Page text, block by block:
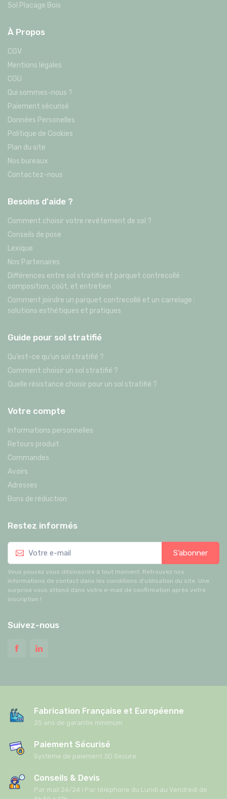
Sol Placage Bois
À Propos
CGV
Mentions légales
CGU
Qui sommes-nous ?
Paiement sécurisé
Données Personelles
Politique de Cookies
Plan du site
Nos bureaux
Contactez-nous
Besoins d'aide ?
Comment choisir votre revêtement de sol ?
Conseils de pose
Lexique
Nos Partenaires
Différences entre sol stratifié et parquet contrecollé :
composition, coût, et entretien
Comment joindre un parquet contrecollé et un carrelage :
solutions esthétiques et pratiques
Guide pour sol stratifié
Qu’est-ce qu’un sol stratifié ?
Comment choisir un sol stratifié ?
Quelle résistance choisir pour un sol stratifié ?
Votre compte
Informations personnelles
Retours produit
Commandes
Avoirs
Adresses
Bons de réduction
Restez informés
S’abonner
Vous pouvez vous désinscrire à tout moment. Retrouvez nos
informations de contact dans les conditions d'utilisation du site. Une
surprise vous attend dans votre e-mail de confirmation après votre
inscription !
Suivez-nous
Fabrication Française et Européenne
25 ans de garantie minimum
Paiement Sécurisé
Système de paiement 3D Secure
Conseils & Devis
Par mail 24/24 I Par téléphone du Lundi au Vendredi de